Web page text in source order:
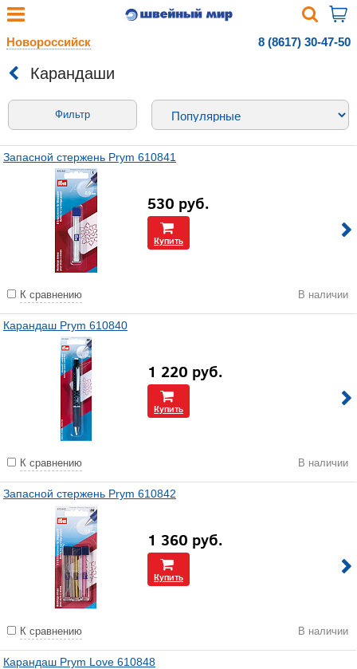
Новороссийск 8 (8617) 30-47-50
Карандаши
Фильтр
Запасной стержень Prym 610841
530 руб.
Купить
К сравнению В наличии
Карандаш Prym 610840
1 220 руб.
Купить
К сравнению В наличии
Запасной стержень Prym 610842
1 360 руб.
Купить
К сравнению В наличии
Карандаш Prym Love 610848